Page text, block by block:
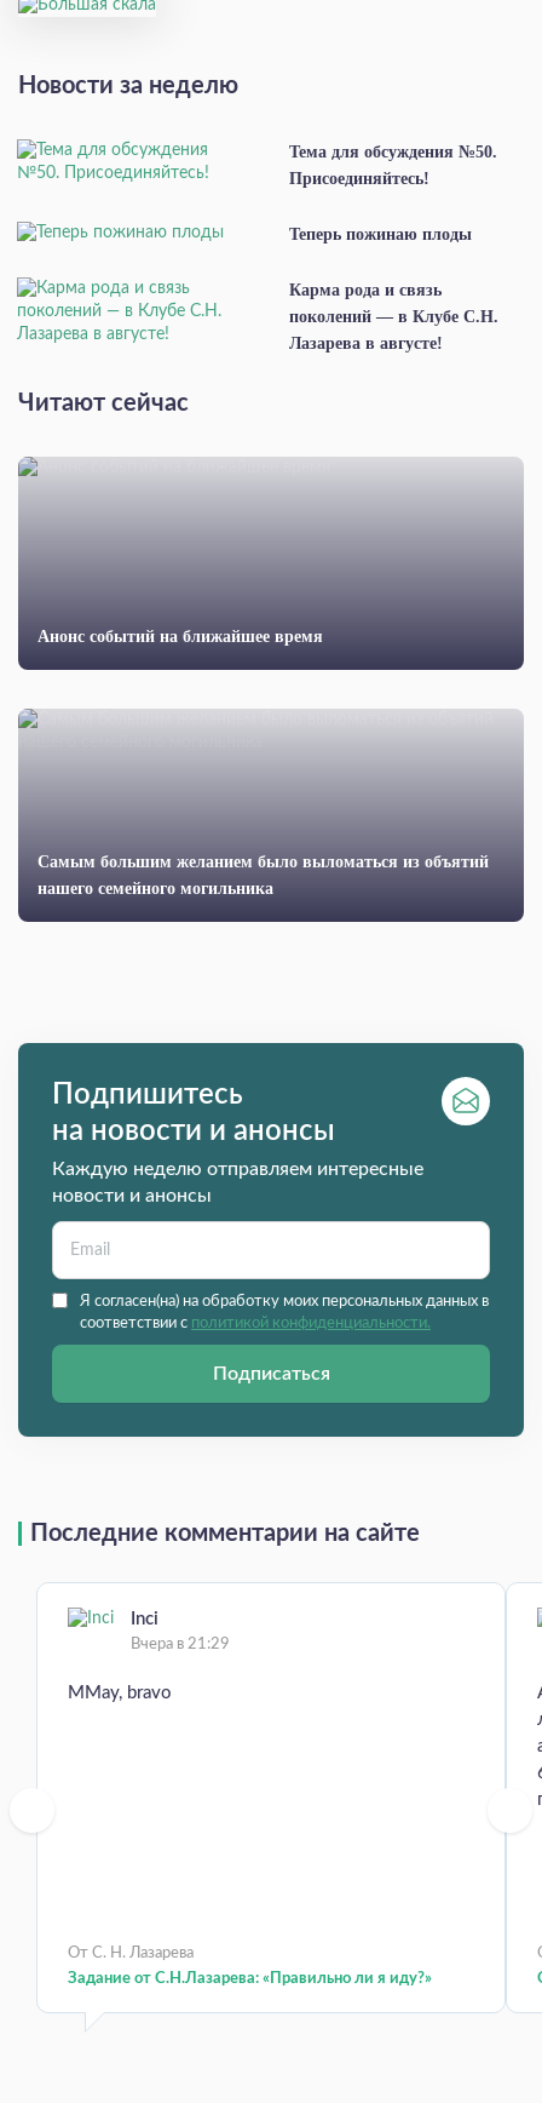
Новости за неделю
Тема для обсуждения №50.
Присоединяйтесь!
Теперь пожинаю плоды
Карма рода и связь
поколений — в Клубе С.Н.
Лазарева в августе!
Читают сейчас
Анонс событий на ближайшее время
Cамым большим желанием было выломаться из объятий
нашего семейного могильника
Подпишитесь
на новости и анонсы
Каждую неделю отправляем интересные
новости и анонсы
Я согласен(на) на обработку моих персональных данных в
соответствии с политикой конфиденциальности.
Подписаться
Последние комментарии на сайте
Inci
Вчера в 21:29
MMay, bravo
От С. Н. Лазарева
Задание от С.Н.Лазарева: «Правильно ли я иду?»